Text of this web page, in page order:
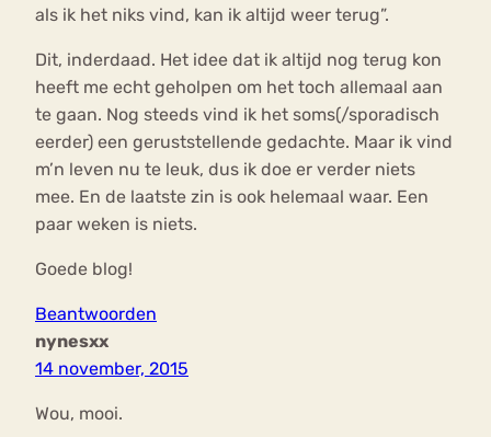
als ik het niks vind, kan ik altijd weer terug”.
Dit, inderdaad. Het idee dat ik altijd nog terug kon
heeft me echt geholpen om het toch allemaal aan
te gaan. Nog steeds vind ik het soms(/sporadisch
eerder) een geruststellende gedachte. Maar ik vind
m’n leven nu te leuk, dus ik doe er verder niets
mee. En de laatste zin is ook helemaal waar. Een
paar weken is niets.
Goede blog!
Beantwoorden
nynesxx
14 november, 2015
Wou, mooi.